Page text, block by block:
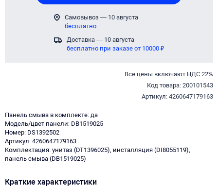
Самовывоз — 10 августа
бесплатно
Доставка — 10 августа
бесплатно при заказе от 10000 ₽
Все цены включают НДС 22%
Код товара: 200101543
Артикул: 4260647179163
Панель смыва в комплекте: да
Модель/цвет панели: DB1519025
Номер: DS1392502
Артикул: 4260647179163
Комплектация: унитаз (DT1396025), инсталляция (DI8055119),
панель смыва (DB1519025)
Краткие характеристики